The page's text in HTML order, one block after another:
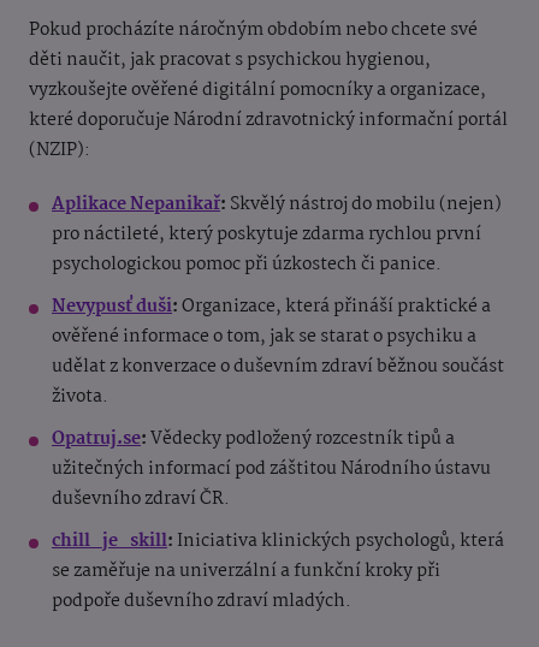
Pokud procházíte náročným obdobím nebo chcete své
děti naučit, jak pracovat s psychickou hygienou,
vyzkoušejte ověřené digitální pomocníky a organizace,
které doporučuje Národní zdravotnický informační portál
(NZIP):
Aplikace Nepanikař: Skvělý nástroj do mobilu (nejen)
pro náctileté, který poskytuje zdarma rychlou první
psychologickou pomoc při úzkostech či panice.
Nevypusť duši:Organizace, která přináší praktické a
ověřené informace o tom, jak se starat o psychiku a
udělat z konverzace o duševním zdraví běžnou součást
života.
Opatruj.se:Vědecky podložený rozcestník tipů a
užitečných informací pod záštitou Národního ústavu
duševního zdraví ČR.
chill_je_skill: Iniciativa klinických psychologů, která
se zaměřuje na univerzální a funkční kroky při
podpoře duševního zdraví mladých.